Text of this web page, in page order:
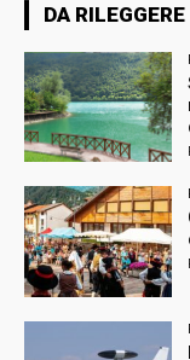
DA RILEGGERE